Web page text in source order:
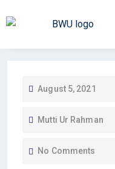
August 5, 2021
Mutti Ur Rahman
No Comments